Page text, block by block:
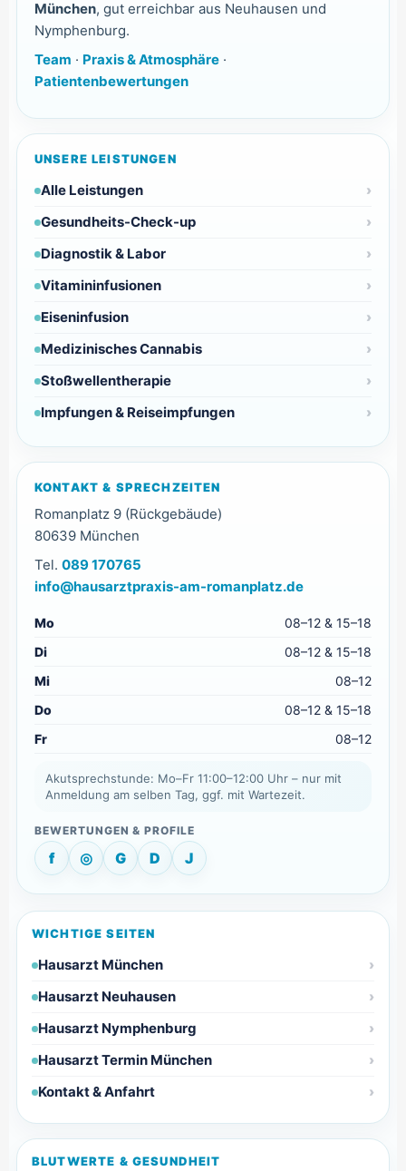
München, gut erreichbar aus Neuhausen und
Nymphenburg.
Team · Praxis & Atmosphäre·
Patientenbewertungen
UNSERE LEISTUNGEN
Alle Leistungen
Gesundheits-Check-up
Diagnostik & Labor
Vitamininfusionen
Eiseninfusion
Medizinisches Cannabis
Stoßwellentherapie
Impfungen & Reiseimpfungen
KONTAKT & SPRECHZEITEN
Romanplatz 9 (Rückgebäude)
80639 München
Tel. 089 170765
info@hausarztpraxis-am-romanplatz.de
Mo
08–12 & 15–18
Di
08–12 & 15–18
Mi
08–12
Do
08–12 & 15–18
Fr
08–12
Akutsprechstunde: Mo–Fr 11:00–12:00 Uhr – nur mit
Anmeldung am selben Tag, ggf. mit Wartezeit.
f ◎ G D J
WICHTIGE SEITEN
Hausarzt München
Hausarzt Neuhausen
Hausarzt Nymphenburg
Hausarzt Termin München
Kontakt & Anfahrt
BLUTWERTE & GESUNDHEIT